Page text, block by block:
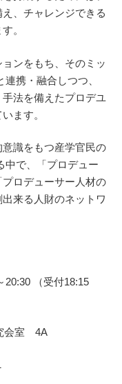
、チャレンジできる
。
ンをもち、そのミッ
携・融合しつつ、
法を備えたプロデユ
ます。
識をもつ産学官民の
中で、「プロデュー
ロデューサー人材の
来る人財のネットワ
20:30 （受付18:15
会室 4A